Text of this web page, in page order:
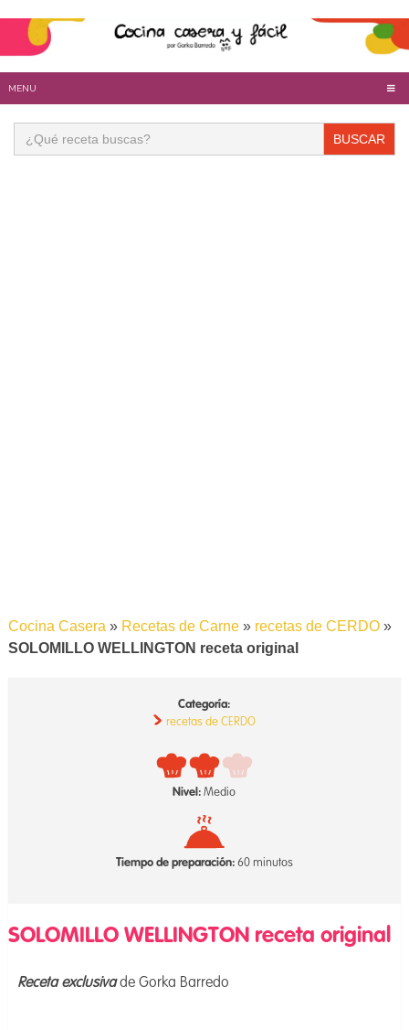
MENU
Buscar:
Cocina Casera» Recetas de Carne» recetas de CERDO»
SOLOMILLO WELLINGTON receta original
Categoría:
recetas de CERDO
Nivel: Medio
Tiempo de preparación:60 minutos
SOLOMILLO WELLINGTON receta original
Receta exclusivade Gorka Barredo